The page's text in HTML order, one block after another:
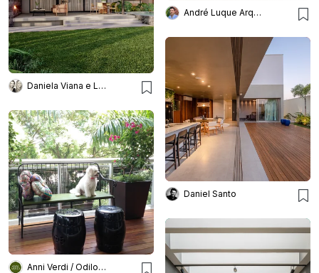
André Luque Arquitetura
Daniela Viana e Lilian Maravai Arquitetura
Daniel Santo
Anni Verdi / Odilon Claro